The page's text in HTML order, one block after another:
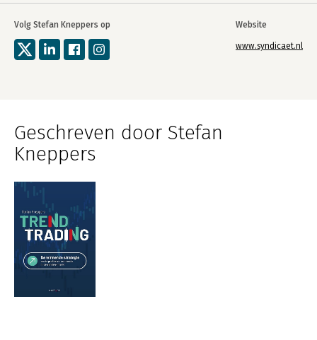
Volg Stefan Kneppers op Website
www.syndicaet.nl
Geschreven door Stefan
Kneppers